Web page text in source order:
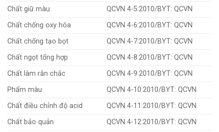
Chất giữ màu
QCVN 4-5:2010/BYT: QCVN
Chất chống oxy hóa
QCVN 4-6:2010/BYT: QCVN
Chất chống tạo bọt
QCVN 4-7:2010/BYT: QCVN
Chất ngọt tổng hợp
QCVN 4-8:2010/BYT: QCVN
Chất làm rắn chắc
QCVN 4-9:2010/BYT: QCVN
Phẩm màu
QCVN 4-10:2010/BYT: QCVN
Chất điều chỉnh độ acid
QCVN 4-11:2010/BYT: QCVN
Chất bảo quản
QCVN 4-12:2010/BYT: QCVN